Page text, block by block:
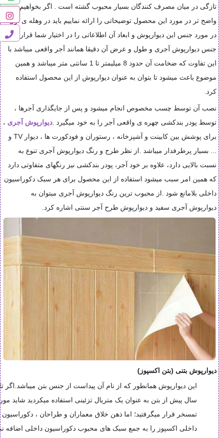
تازگی در میان مصرف کنندگان بسیار محبوب گشته است . اگر بخواهیم
واضح تر در مورد این محصول توضیحاتی را ارائه نماییم باید در وهله ی اول
در مورد جنس این دیوارپوش و ابعاد آن اطلاعاتی را در اختیار شما قرار دهیم.
جنس دیوارپوش آجری و طول و عرض آن دقیقا همانند آجر واقعی میباشد با
این تفاوت که ضخامت آن حدود 8 میلیمتر تا 1 سانتی متر میباشد و همین
موضوع باعث میشود تا بتوان به عنوان دیوارپوش از این محصول استفاده
کرد.
نصب آن توسط چسب مخصوص انجام میشود و پس از جایگذاری آجرها ،
توسط پودر بندکشی چهره ی واقعی آجر را به خود میگیرد
دیوارپوش آجری ،
برای پوشش بین کابینت و آشپزخانه ، رستوران و فودکورت ها ، دیوار TV و
... بسیار پرطرفدار میباشد
از نظر طرح و رنگ دیوارپوش آجری تنوع به
نسبت بالایی دارد، علاوه بر خود آجر، پودر بندکشی نیز رنگهای متفاوتی دارد
که همین امر سبب میشود استفاده از این محصول برای هر سبک دکوراسیون
داخلی بلامانع شود
از محبوب ترین رنگ دیوارپوش آجری میتوان به
دیوارپوش آجری سفید و دیوارپوش طرح آجر سنتی اشاره کرد
دیوارپوش بتنی (بتن اکسپوز)
این دیوارپوش همانطور که از نام آن پیداست از جنس بتن میباشد.اگر
سال پیش از بتن به عنوان یک متریال تزئینی استفاده میکردید شاید
تمسخر قرار میگرفتید؛ اما ذهن خلاق معماران و طراحان ، دکوراسیون
داخلی اکسپوز را به جمع سبک های محبوب دکوراسیون داخلی اضافه